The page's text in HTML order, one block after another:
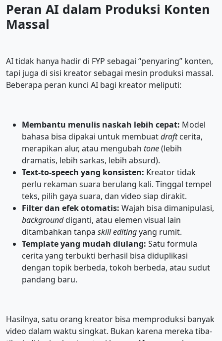
Peran AI dalam Produksi Konten
Massal
AI tidak hanya hadir di FYP sebagai “penyaring” konten,
tapi juga di sisi kreator sebagai mesin produksi massal.
Beberapa peran kunci AI bagi kreator meliputi:
Membantu menulis naskah lebih cepat: Model
bahasa bisa dipakai untuk membuatdraftcerita,
merapikan alur, atau mengubah tone(lebih
dramatis, lebih sarkas, lebih absurd).
Text-to-speech yang konsisten: Kreator tidak
perlu rekaman suara berulang kali. Tinggal tempel
teks, pilih gaya suara, dan video siap dirakit.
Filter dan efek otomatis: Wajah bisa dimanipulasi,
backgrounddiganti, atau elemen visual lain
ditambahkan tanpa skill editingyang rumit.
Template yang mudah diulang: Satu formula
cerita yang terbukti berhasil bisa diduplikasi
dengan topik berbeda, tokoh berbeda, atau sudut
pandang baru.
Hasilnya, satu orang kreator bisa memproduksi banyak
video dalam waktu singkat. Bukan karena mereka tiba-